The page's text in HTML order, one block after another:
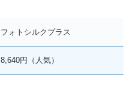
フォトシルクプラス
8,640円（人気）